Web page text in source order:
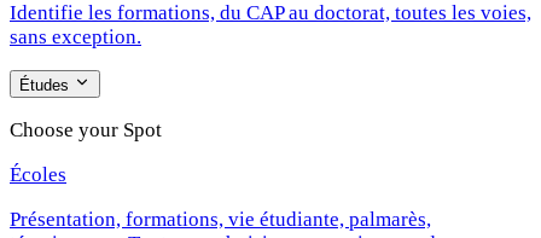
Identifie les formations, du CAP au doctorat, toutes les voies,
sans exception.
Études
Choose your Spot
Écoles
Présentation, formations, vie étudiante, palmarès,